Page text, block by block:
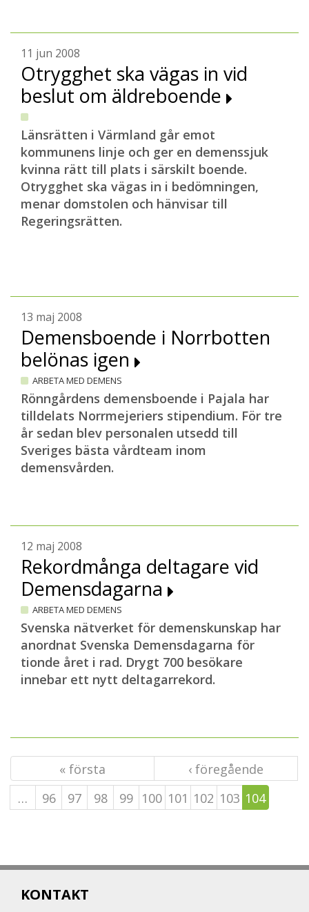
11 jun 2008
Otrygghet ska vägas in vid
beslut om äldreboende
Länsrätten i Värmland går emot
kommunens linje och ger en demenssjuk
kvinna rätt till plats i särskilt boende.
Otrygghet ska vägas in i bedömningen,
menar domstolen och hänvisar till
Regeringsrätten.
13 maj 2008
Demensboende i Norrbotten
belönas igen
ARBETA MED DEMENS
Rönngårdens demensboende i Pajala har
tilldelats Norrmejeriers stipendium. För tre
år sedan blev personalen utsedd till
Sveriges bästa vårdteam inom
demensvården.
12 maj 2008
Rekordmånga deltagare vid
Demensdagarna
ARBETA MED DEMENS
Svenska nätverket för demenskunskap har
anordnat Svenska Demensdagarna för
tionde året i rad. Drygt 700 besökare
innebar ett nytt deltagarrekord.
« första
‹ föregående
…
96 97 98 99 100 101 102 103 104
KONTAKT